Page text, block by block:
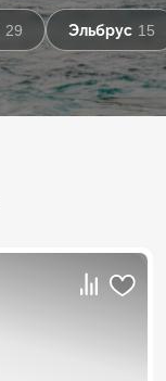
29 Эльбрус 15